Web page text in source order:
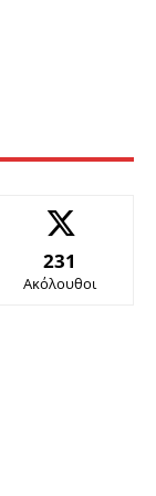
231
Ακόλουθοι